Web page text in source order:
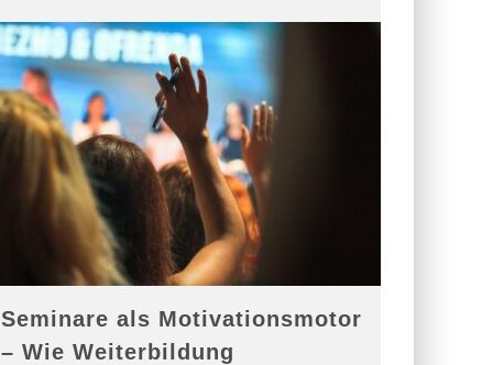
Seminare als Motivationsmotor
– Wie Weiterbildung